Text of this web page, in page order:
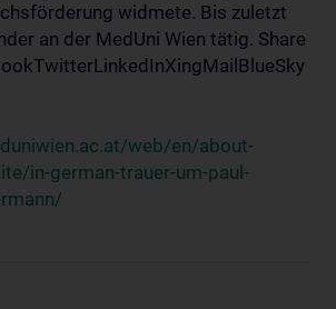
widmete. Bis zuletzt
an der MedUni Wien tätig. Share
web/en/about-
in-german-trauer-um-paul-